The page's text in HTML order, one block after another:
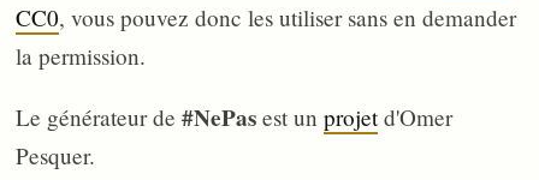
CC0, vous pouvez donc les utiliser sans en demander
la permission.
Le générateur de #NePas est un projetd'Omer
Pesquer.